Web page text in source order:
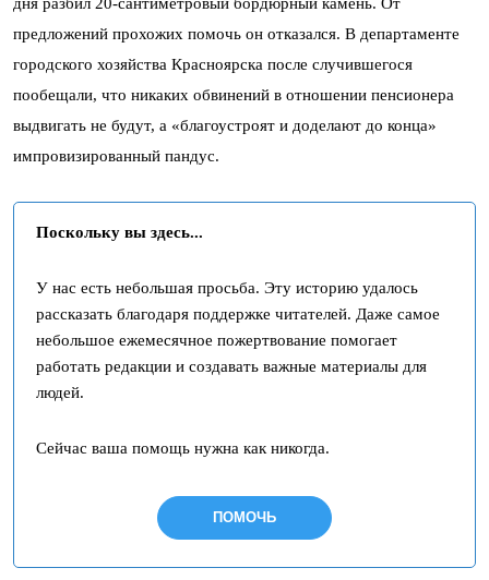
предложений прохожих помочь он отказался. В департаменте
городского хозяйства Красноярска после случившегося
пообещали, что никаких обвинений в отношении пенсионера
выдвигать не будут, а «благоустроят и доделают до конца»
импровизированный пандус.
Поскольку вы здесь...
У нас есть небольшая просьба. Эту историю удалось
рассказать благодаря поддержке читателей. Даже самое
небольшое ежемесячное пожертвование помогает
работать редакции и создавать важные материалы для
людей.
Сейчас ваша помощь нужна как никогда.
ПОМОЧЬ